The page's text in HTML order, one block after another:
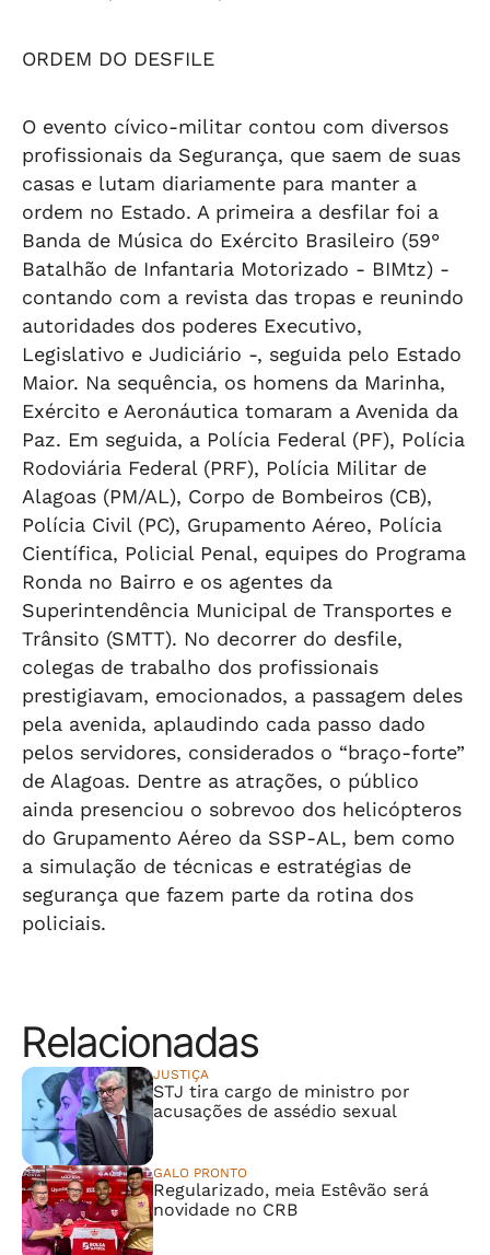
ORDEM DO DESFILE
O evento cívico-militar contou com diversos
profissionais da Segurança, que saem de suas
casas e lutam diariamente para manter a
ordem no Estado. A primeira a desfilar foi a
Banda de Música do Exército Brasileiro (59°
Batalhão de Infantaria Motorizado - BIMtz) -
contando com a revista das tropas e reunindo
autoridades dos poderes Executivo,
Legislativo e Judiciário -, seguida pelo Estado
Maior. Na sequência, os homens da Marinha,
Exército e Aeronáutica tomaram a Avenida da
Paz. Em seguida, a Polícia Federal (PF), Polícia
Rodoviária Federal (PRF), Polícia Militar de
Alagoas (PM/AL), Corpo de Bombeiros (CB),
Polícia Civil (PC), Grupamento Aéreo, Polícia
Científica, Policial Penal, equipes do Programa
Ronda no Bairro e os agentes da
Superintendência Municipal de Transportes e
Trânsito (SMTT). No decorrer do desfile,
colegas de trabalho dos profissionais
prestigiavam, emocionados, a passagem deles
pela avenida, aplaudindo cada passo dado
pelos servidores, considerados o “braço-forte”
de Alagoas. Dentre as atrações, o público
ainda presenciou o sobrevoo dos helicópteros
do Grupamento Aéreo da SSP-AL, bem como
a simulação de técnicas e estratégias de
segurança que fazem parte da rotina dos
policiais.
Relacionadas
JUSTIÇA
STJ tira cargo de ministro por
acusações de assédio sexual
GALO PRONTO
Regularizado, meia Estêvão será
novidade no CRB